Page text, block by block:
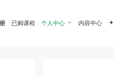
已购课程 个人中心  内容中心 